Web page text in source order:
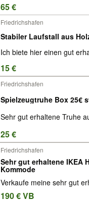
65 €
Friedrichshafen
Stabiler Laufstall aus
Ich biete hier einen gut
15 €
Friedrichshafen
Spielzeugtruhe Box 25€
Sehr gut erhaltene Truhe
25 €
Friedrichshafen
Sehr gut erhaltene IKEA
Kommode
Verkaufe meine sehr gut
190 € VB